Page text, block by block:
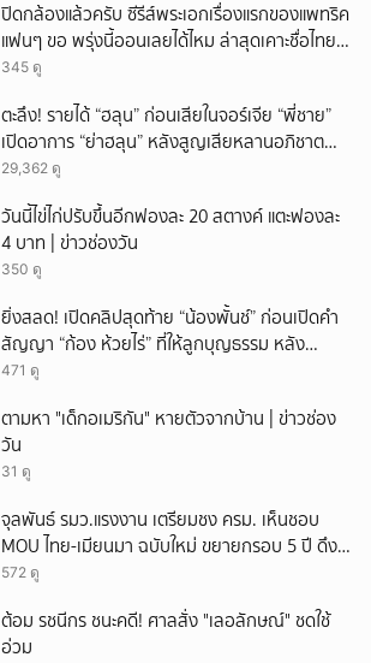
ปิดกล้องแล้วครับ ซีรีส์พระเอกเรื่องแรกของแพทริค
แฟนๆ ขอ พรุ่งนี้ออนเลยได้ไหม ล่าสุดเคาะชื่อไทย
แล้ว
345 ดู
ตะลึง! รายได้ “ฮลุน” ก่อนเสียในจอร์เจีย “พี่ชาย”
เปิดอาการ “ย่าฮลุน” หลังสูญเสียหลานอภิชาต
บุตร!
29,362 ดู
วันนี้ไข่ไก่ปรับขึ้นอีกฟองละ 20 สตางค์ แตะฟองละ
4 บาท | ข่าวช่องวัน
350 ดู
ยิ่งสลด! เปิดคลิปสุดท้าย “น้องพั้นช์” ก่อนเปิดคำ
สัญญา “ก้อง ห้วยไร่” ที่ให้ลูกบุญธรรม หลัง
ลาโลก!
471 ดู
ตามหา "เด็กอเมริกัน" หายตัวจากบ้าน | ข่าวช่อง
วัน
31 ดู
จุลพันธ์ รมว.แรงงาน เตรียมชง ครม. เห็นชอบ
MOU ไทย-เมียนมา ฉบับใหม่ ขยายกรอบ 5 ปี ดึง
แรงงานเข้าระบบ
572 ดู
ต้อม รชนีกร ชนะคดี! ศาลสั่ง "เลอลักษณ์" ชดใช้
อ่วม